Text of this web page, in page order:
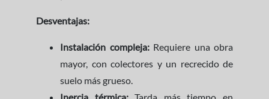
Desventajas:
Instalación compleja:Requiere una obra
mayor, con colectores y un recrecido de
suelo más grueso.